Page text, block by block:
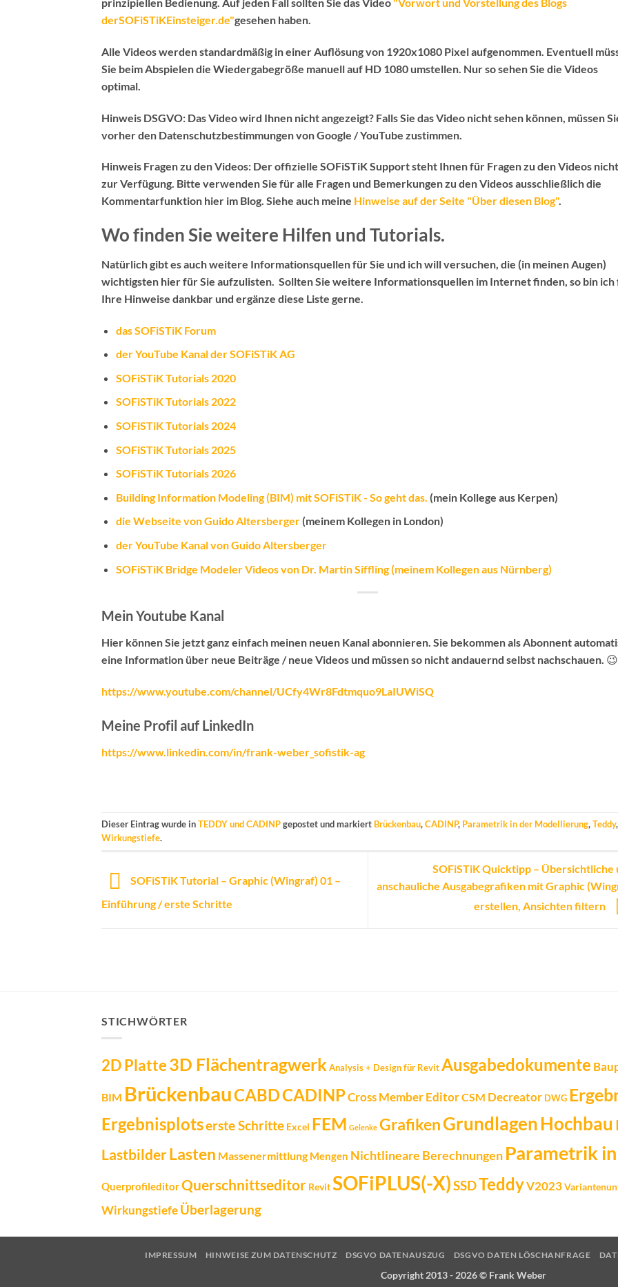
derSOFiSTiKEinsteiger.de"gesehen haben.
Alle Videos werden standardmäßig in einer Auflösung von 1920x1080 Pixel aufgenommen. Eventuell
Sie beim Abspielen die Wiedergabegröße manuell auf HD 1080 umstellen. Nur so sehen Sie die Videos
optimal.
Hinweis DSGVO: Das Video wird Ihnen nicht angezeigt? Falls Sie das Video nicht sehen können, müssen
vorher den Datenschutzbestimmungen von Google / YouTube zustimmen.
Hinweis Fragen zu den Videos: Deroffizielle SOFiSTiK Supportsteht Ihnen für Fragen zu den Videos nicht
zur Verfügung. Bitte verwenden Sie für alle Fragen und Bemerkungen zu den Videos ausschließlich die
Kommentarfunktion hier im Blog. Siehe auch meine Hinweise auf der Seite "Über diesen Blog".
Wo finden Sie weitere Hilfen und Tutorials.
Natürlich gibt es auch weitere Informationsquellen für Sie und ich will versuchen, die (in meinen Augen)
wichtigsten hier für Sie aufzulisten. Sollten Sie weitere Informationsquellen im Internet finden, so bin ich
Ihre Hinweise dankbar und ergänze diese Liste gerne.
das SOFiSTiK Forum
der YouTube Kanal der SOFiSTiK AG
SOFiSTiK Tutorials 2020
SOFiSTiK Tutorials 2022
SOFiSTiK Tutorials 2024
SOFiSTiK Tutorials 2025
SOFiSTiK Tutorials 2026
Building Information Modeling (BIM) mit SOFiSTiK - So geht das. (mein Kollege aus Kerpen)
die Webseite von Guido Altersberger(meinem Kollegen in London)
der YouTube Kanal von Guido Altersberger
SOFiSTiK Bridge Modeler Videos von Dr. Martin Siffling (meinem Kollegen aus Nürnberg)
Mein Youtube Kanal
Hier können Sie jetzt ganz einfach meinen neuen Kanal abonnieren. Sie bekommen als Abonnent
eine Information über neue Beiträge / neue Videos und müssen so nicht andauernd selbst nachschauen. 😉
https://www.youtube.com/channel/UCfy4Wr8Fdtmquo9LaIUWiSQ
Meine Profil auf LinkedIn
https://www.linkedin.com/in/frank-weber_sofistik-ag
Dieser Eintrag wurde inTEDDY und CADINPgepostet und markiert Brückenbau,CADINP, Parametrik in der Modellierung,Teddy,
Wirkungstiefe.
SOFiSTiK Tutorial – Graphic (Wingraf) 01 –
Einführung / erste Schritte
SOFiSTiK Quicktipp – Übersichtliche
anschauliche Ausgabegrafiken mit Graphic
erstellen, Ansichten filtern
STICHWÖRTER
2D Platte3D Flächentragwerk Analysis + Design für RevitAusgabedokumente
BIM BrückenbauCABDCADINPCross Member EditorCSM Decreator DWG
Ergebnisplotserste Schritte Excel FEM Gelenke GrafikenGrundlagenHochbau
LastbilderLasten Massenermittlung Mengen Nichtlineare Berechnungen Parametrik
QuerprofileditorQuerschnittseditor RevitSOFiPLUS(-X)SSDTeddyV2023
WirkungstiefeÜberlagerung
IMPRESSUM HINWEISE ZUM DATENSCHUTZ DSGVO DATENAUSZUG DSGVO DATEN LÖSCHANFRAGE
Copyright 2013 - 2026 © Frank Weber